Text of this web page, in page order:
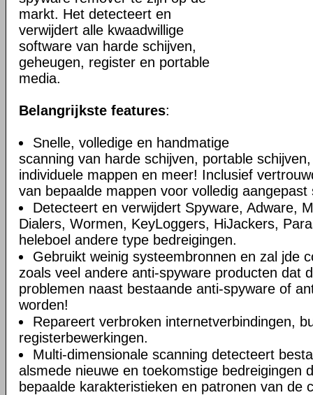
markt. Het detecteert en
verwijdert alle kwaadwillige
software van harde schijven,
geheugen, register en portable
media.
Belangrijkste features:
Snelle, volledige en handmatige
scanning van harde schijven, portable
individuele mappen en meer! Inclusief
van bepaalde mappen voor volledig aangepast
Detecteert en verwijdert Spyware, Adware,
Dialers, Wormen, KeyLoggers, HiJackers,
heleboel andere type bedreigingen.
Gebruikt weinig systeembronnen en zal jde
zoals veel andere anti-spyware producten dat
problemen naast bestaande anti-spyware of
worden!
Repareert verbroken internetverbindingen,
registerbewerkingen.
Multi-dimensionale scanning detecteert
alsmede nieuwe en toekomstige bedreigingen
bepaalde karakteristieken en patronen van de